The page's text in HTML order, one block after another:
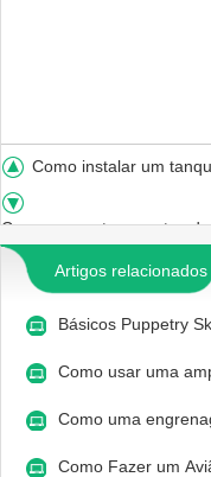
Como instalar um
Como consertar sapatos
Artigos relacionados
Básicos Puppetry
Como usar uma
Como uma
Como Fazer um